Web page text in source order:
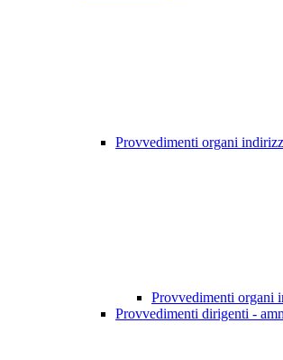
Provvedimenti organi
Provvedimenti organi
Provvedimenti dirigenti -